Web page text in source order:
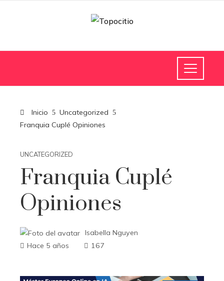
Inicio
Uncategorized
Franquia Cuplé Opiniones
UNCATEGORIZED
Franquia Cuplé
Opiniones
Isabella Nguyen
Hace 5 años
167